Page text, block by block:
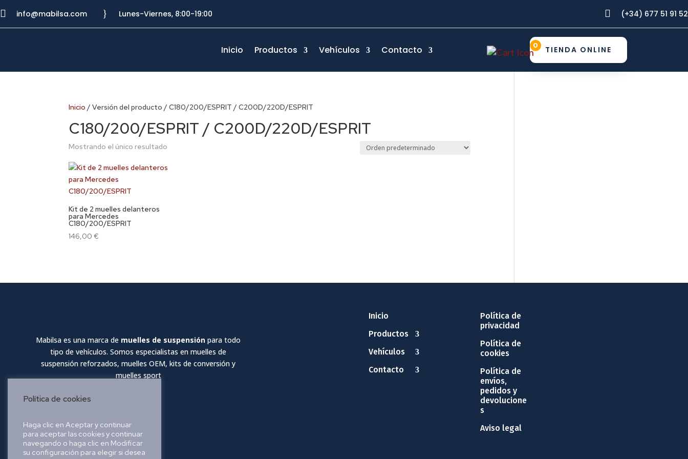
 info@mabilsa.com } Lunes-Viernes, 8:00-19:00  (+34) 677 51 91 52
Inicio Productos Vehículos Contacto TIENDA ONLINE
0
Inicio / Versión del producto / C180/200/ESPRIT / C200D/220D/ESPRIT
C180/200/ESPRIT / C200D/220D/ESPRIT
Mostrando el único resultado
Kit de 2 muelles delanteros
para Mercedes
C180/200/ESPRIT
146,00€
Mabilsa es una marca de muelles de suspensión para todo
tipo de vehículos. Somos especialistas en muelles de
suspensión reforzados, muelles OEM, kits de conversión y
muelles sport
Inicio
Productos
Vehículos
Contacto
Política de
privacidad
Política de
cookies
Política de
envíos,
pedidos y
devolucione
s
Aviso legal
Política de cookies
Haga clic en Aceptar y continuar
para aceptar las cookies y continuar
navegando o haga clic en Modificar
su configuración para elegir si desea